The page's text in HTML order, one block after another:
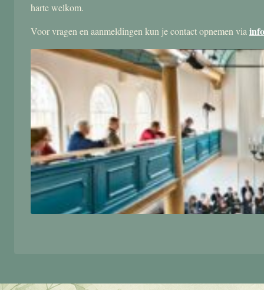
harte welkom.
Voor vragen en aanmeldingen kun je contact opnemen via